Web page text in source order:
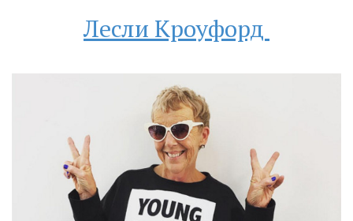
Лесли Кроуфорд